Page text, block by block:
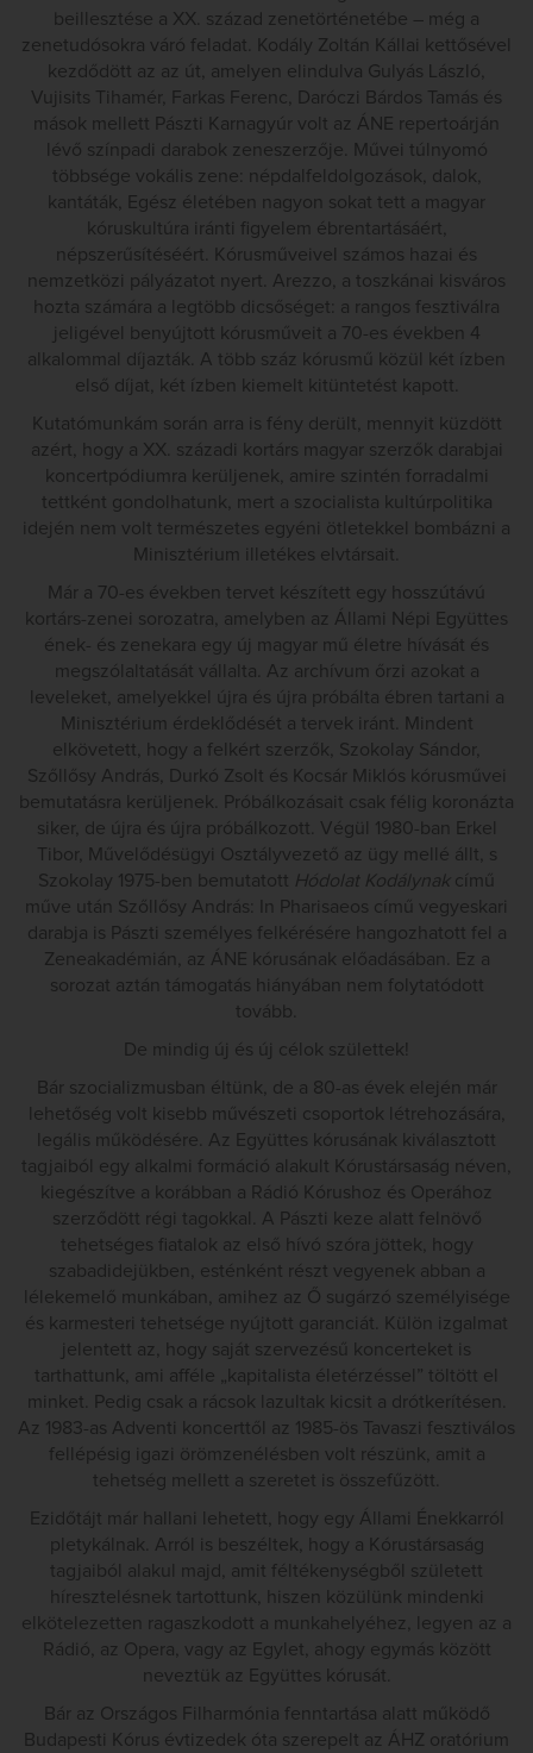
beillesztése a XX. század zenetörténetébe – még a
zenetudósokra váró feladat. Kodály Zoltán Kállai kettősével
kezdődött az az út, amelyen elindulva Gulyás László,
Vujisits Tihamér, Farkas Ferenc, Daróczi Bárdos Tamás és
mások mellett Pászti Karnagyúr volt az ÁNE repertoárján
lévő színpadi darabok zeneszerzője. Művei túlnyomó
többsége vokális zene: népdalfeldolgozások, dalok,
kantáták, Egész életében nagyon sokat tett a magyar
kóruskultúra iránti figyelem ébrentartásáért,
népszerűsítéséért. Kórusműveivel számos hazai és
nemzetközi pályázatot nyert. Arezzo, a toszkánai kisváros
hozta számára a legtöbb dicsőséget: a rangos fesztiválra
jeligével benyújtott kórusműveit a 70-es években 4
alkalommal díjazták. A több száz kórusmű közül két ízben
első díjat, két ízben kiemelt kitüntetést kapott.
Kutatómunkám során arra is fény derült, mennyit küzdött
azért, hogy a XX. századi kortárs magyar szerzők darabjai
koncertpódiumra kerüljenek, amire szintén forradalmi
tettként gondolhatunk, mert a szocialista kultúrpolitika
idején nem volt természetes egyéni ötletekkel bombázni a
Minisztérium illetékes elvtársait.
Már a 70-es években tervet készített egy hosszútávú
kortárs-zenei sorozatra, amelyben az Állami Népi Együttes
ének- és zenekara egy új magyar mű életre hívását és
megszólaltatását vállalta. Az archívum őrzi azokat a
leveleket, amelyekkel újra és újra próbálta ébren tartani a
Minisztérium érdeklődését a tervek iránt. Mindent
elkövetett, hogy a felkért szerzők, Szokolay Sándor,
Szőllősy András, Durkó Zsolt és Kocsár Miklós kórusművei
bemutatásra kerüljenek. Próbálkozásait csak félig koronázta
siker, de újra és újra próbálkozott. Végül 1980-ban Erkel
Tibor, Művelődésügyi Osztályvezető az ügy mellé állt, s
Szokolay 1975-ben bemutatott Hódolat Kodálynak című
műve után Szőllősy András: In Pharisaeos című vegyeskari
darabja is Pászti személyes felkérésére hangozhatott fel a
Zeneakadémián, az ÁNE kórusának előadásában. Ez a
sorozat aztán támogatás hiányában nem folytatódott
tovább.
De mindig új és új célok születtek!
Bár szocializmusban éltünk, de a 80-as évek elején már
lehetőség volt kisebb művészeti csoportok létrehozására,
legális működésére. Az Együttes kórusának kiválasztott
tagjaiból egy alkalmi formáció alakult Kórustársaság néven,
kiegészítve a korábban a Rádió Kórushoz és Operához
szerződött régi tagokkal. A Pászti keze alatt felnövő
tehetséges fiatalok az első hívó szóra jöttek, hogy
szabadidejükben, esténként részt vegyenek abban a
lélekemelő munkában, amihez az Ő sugárzó személyisége
és karmesteri tehetsége nyújtott garanciát. Külön izgalmat
jelentett az, hogy saját szervezésű koncerteket is
tarthattunk, ami afféle „kapitalista életérzéssel” töltött el
minket. Pedig csak a rácsok lazultak kicsit a drótkerítésen.
Az 1983-as Adventi koncerttől az 1985-ös Tavaszi fesztiválos
fellépésig igazi örömzenélésben volt részünk, amit a
tehetség mellett a szeretet is összefűzött.
Ezidőtájt már hallani lehetett, hogy egy Állami Énekkarról
pletykálnak. Arról is beszéltek, hogy a Kórustársaság
tagjaiból alakul majd, amit féltékenységből született
híresztelésnek tartottunk, hiszen közülünk mindenki
elkötelezetten ragaszkodott a munkahelyéhez, legyen az a
Rádió, az Opera, vagy az Egylet, ahogy egymás között
neveztük az Együttes kórusát.
Bár az Országos Filharmónia fenntartása alatt működő
Budapesti Kórus évtizedek óta szerepelt az ÁHZ oratórium